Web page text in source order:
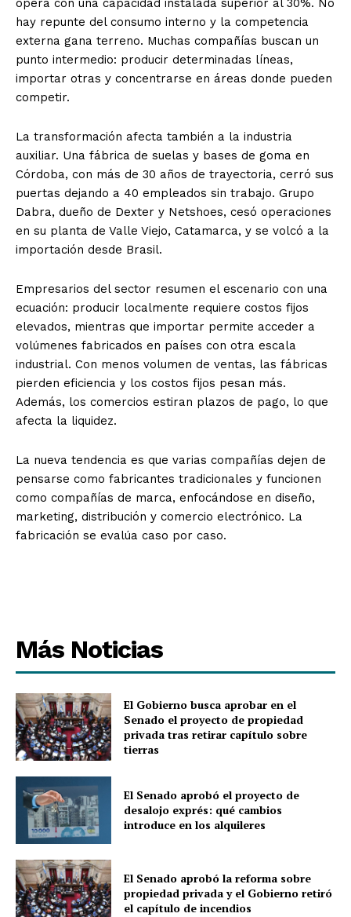
opera con una capacidad instalada superior al 30%. No
hay repunte del consumo interno y la competencia
externa gana terreno. Muchas compañías buscan un
punto intermedio: producir determinadas líneas,
importar otras y concentrarse en áreas donde pueden
competir.
La transformación afecta también a la industria
auxiliar. Una fábrica de suelas y bases de goma en
Córdoba, con más de 30 años de trayectoria, cerró sus
puertas dejando a 40 empleados sin trabajo. Grupo
Dabra, dueño de Dexter y Netshoes, cesó operaciones
en su planta de Valle Viejo, Catamarca, y se volcó a la
importación desde Brasil.
Empresarios del sector resumen el escenario con una
ecuación: producir localmente requiere costos fijos
elevados, mientras que importar permite acceder a
volúmenes fabricados en países con otra escala
industrial. Con menos volumen de ventas, las fábricas
pierden eficiencia y los costos fijos pesan más.
Además, los comercios estiran plazos de pago, lo que
afecta la liquidez.
La nueva tendencia es que varias compañías dejen de
pensarse como fabricantes tradicionales y funcionen
como compañías de marca, enfocándose en diseño,
marketing, distribución y comercio electrónico. La
fabricación se evalúa caso por caso.
Más Noticias
El Gobierno busca aprobar en el
Senado el proyecto de propiedad
privada tras retirar capítulo sobre
tierras
El Senado aprobó el proyecto de
desalojo exprés: qué cambios
introduce en los alquileres
El Senado aprobó la reforma sobre
propiedad privada y el Gobierno retiró
el capítulo de incendios